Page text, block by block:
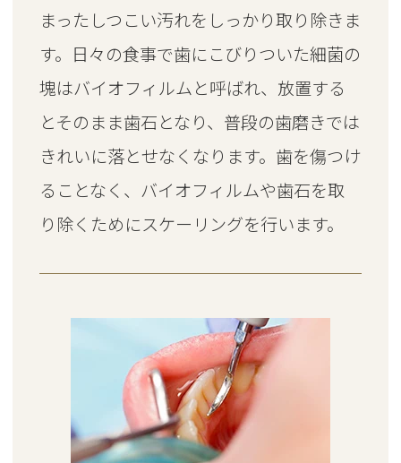
まったしつこい汚れをしっかり取り除きま
す。日々の食事で歯にこびりついた細菌の
塊はバイオフィルムと呼ばれ、放置する
とそのまま歯石となり、普段の歯磨きでは
きれいに落とせなくなります。歯を傷つけ
ることなく、バイオフィルムや歯石を取
り除くためにスケーリングを行います。